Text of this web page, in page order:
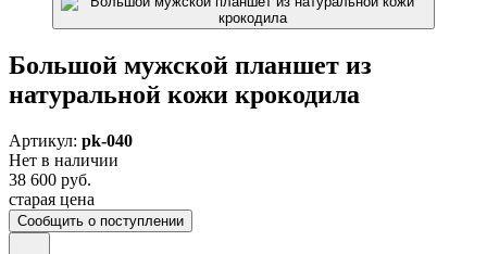
Большой мужской планшет из
натуральной кожи крокодила
Артикул: pk-040
Нет в наличии
38 600 руб.
старая цена
Сообщить о поступлении